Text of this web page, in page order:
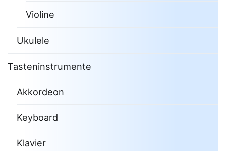
Violine
Ukulele
Tasteninstrumente
Akkordeon
Keyboard
Klavier